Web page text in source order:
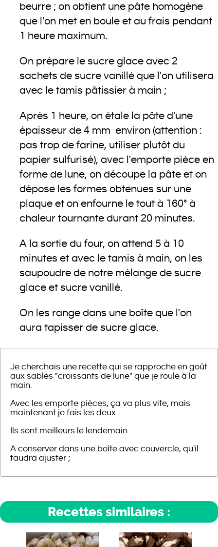
beurre ; on obtient une pâte homogène
que l'on met en boule et au frais pendant
1 heure maximum.
On prépare le sucre glace avec 2
sachets de sucre vanillé que l'on utilisera
avec le tamis pâtissier à main ;
Après 1 heure, on étale la pâte d'une
épaisseur de 4 mm environ (attention :
pas trop de farine, utiliser plutôt du
papier sulfurisé), avec l'emporte pièce en
forme de lune, on découpe la pâte et on
dépose les formes obtenues sur une
plaque et on enfourne le tout à 160° à
chaleur tournante durant 20 minutes.
A la sortie du four, on attend 5 à 10
minutes et avec le tamis à main, on les
saupoudre de notre mélange de sucre
glace et sucre vanillé.
On les range dans une boîte que l'on
aura tapisser de sucre glace.
Je cherchais une recette qui se rapproche en goût
aux sablés "croissants de lune" que je roule à la
main.
Avec les emporte pièces, ça va plus vite, mais
maintenant je fais les deux...
Ils sont meilleurs le lendemain.
A conserver dans une boîte avec couvercle, qu'il
faudra ajuster ;
Recettes similaires :